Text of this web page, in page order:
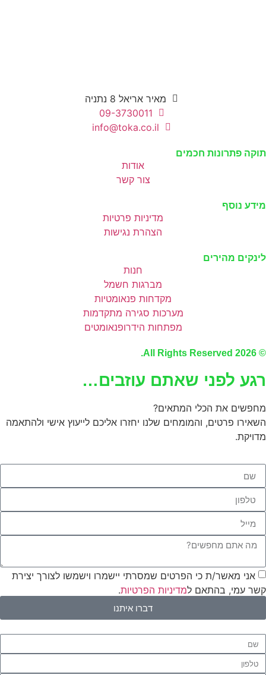
מאיר אריאל 8 נתניה
09-3730011
info@toka.co.il
תוקה פתרונות חכמים
אודות
צור קשר
מידע נוסף
מדיניות פרטיות
הצהרת נגישות
לינקים מהירים
חנות
מברגות חשמל
מקדחות פנאומטיות
מערכות סגירה מתקדמות
מפתחות הידרופנאומטים
© 2026 All Rights Reserved.
רגע לפני שאתם עוזבים…
מחפשים את הכלי המתאים?
השאירו פרטים, והמומחים שלנו יחזרו אליכם לייעוץ אישי ולהתאמה
מדויקת.
אני מאשר/ת כי הפרטים שמסרתי יישמרו וישמשו לצורך יצירת
קשר עמי, בהתאם למדיניות הפרטיות.
דברו איתנו